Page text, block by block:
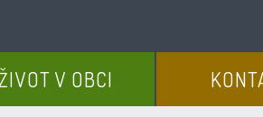
V OBCI